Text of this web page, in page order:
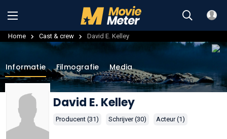
Home Cast & crew David E. Kelley
Informatie Filmografie Media
David E. Kelley
Producent (31) Schrijver (30) Acteur (1)